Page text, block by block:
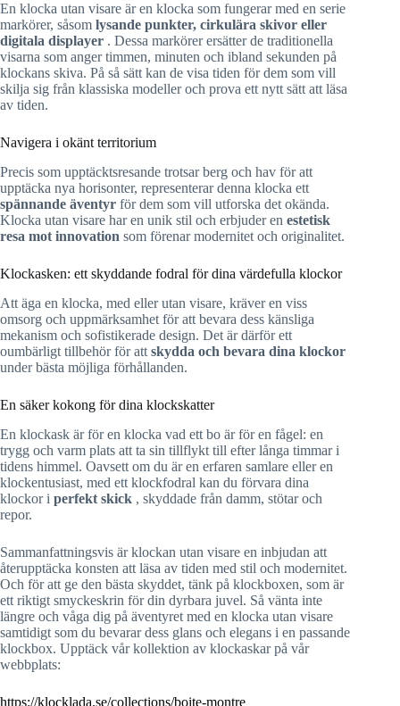
En klocka utan visare är en klocka som fungerar med en serie
markörer, såsom lysande punkter, cirkulära skivor eller
digitala displayer . Dessa markörer ersätter de traditionella
visarna som anger timmen, minuten och ibland sekunden på
klockans skiva. På så sätt kan de visa tiden för dem som vill
skilja sig från klassiska modeller och prova ett nytt sätt att läsa
av tiden.
Navigera i okänt territorium
Precis som upptäcktsresande trotsar berg och hav för att
upptäcka nya horisonter, representerar denna klocka ett
spännande äventyr för dem som vill utforska det okända.
Klocka utan visare har en unik stil och erbjuder en estetisk
resa mot innovation som förenar modernitet och originalitet.
Klockasken: ett skyddande fodral för dina värdefulla klockor
Att äga en klocka, med eller utan visare, kräver en viss
omsorg och uppmärksamhet för att bevara dess känsliga
mekanism och sofistikerade design. Det är därför ett
oumbärligt tillbehör för att skydda och bevara dina klockor
under bästa möjliga förhållanden.
En säker kokong för dina klockskatter
En klockask är för en klocka vad ett bo är för en fågel: en
trygg och varm plats att ta sin tillflykt till efter långa timmar i
tidens himmel. Oavsett om du är en erfaren samlare eller en
klockentusiast, med ett klockfodral kan du förvara dina
klockor i perfekt skick , skyddade från damm, stötar och
repor.
Sammanfattningsvis är klockan utan visare en inbjudan att
återupptäcka konsten att läsa av tiden med stil och modernitet.
Och för att ge den bästa skyddet, tänk på klockboxen, som är
ett riktigt smyckeskrin för din dyrbara juvel. Så vänta inte
längre och våga dig på äventyret med en klocka utan visare
samtidigt som du bevarar dess glans och elegans i en passande
klockbox. Upptäck vår kollektion av klockaskar på vår
webbplats:
https://klocklada.se/collections/boite-montre